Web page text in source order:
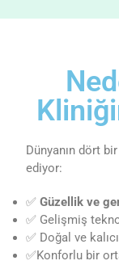
Dünyanın dört
ediyor:
✅Güzellik ve
✅ Gelişmiş
✅ Doğal ve
✅Konforlu bir